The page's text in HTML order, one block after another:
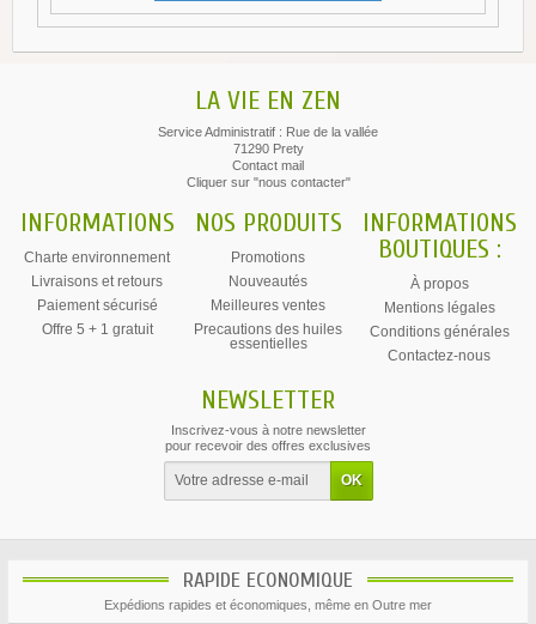
LA VIE EN ZEN
Service Administratif : Rue de la vallée
71290 Prety
Contact mail
Cliquer sur "nous contacter"
INFORMATIONS
Charte environnement
Livraisons et retours
Paiement sécurisé
Offre 5 + 1 gratuit
NOS PRODUITS
Promotions
Nouveautés
Meilleures ventes
Precautions des huiles
essentielles
INFORMATIONS
BOUTIQUES :
À propos
Mentions légales
Conditions générales
Contactez-nous
NEWSLETTER
Inscrivez-vous à notre newsletter
pour recevoir des offres exclusives
RAPIDE ECONOMIQUE
Expédions rapides et économiques, même en Outre mer